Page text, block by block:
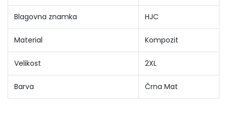
Blagovna znamka HJC
Material Kompozit
Velikost 2XL
Barva Črna Mat